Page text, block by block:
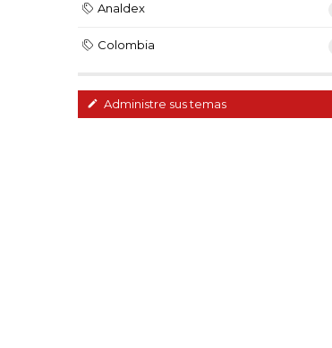
Analdex
Colombia
Administre sus temas